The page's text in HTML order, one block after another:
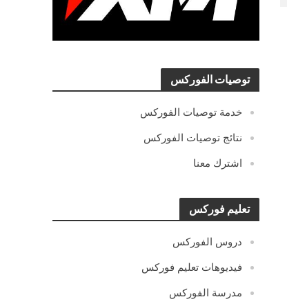
توصيات الفوركس
خدمة توصيات الفوركس
نتائج توصيات الفوركس
اشترك معنا
تعليم فوركس
دروس الفوركس
فيديوهات تعليم فوركس
مدرسة الفوركس